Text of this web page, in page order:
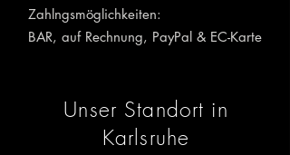
Zahlngsmöglichkeiten:
BAR, auf Rechnung, PayPal & EC-Karte
Unser Standort in
Karlsruhe